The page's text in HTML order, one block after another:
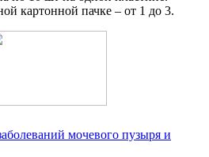
картонной пачке – от 1 до 3.
мочевого пузыря и